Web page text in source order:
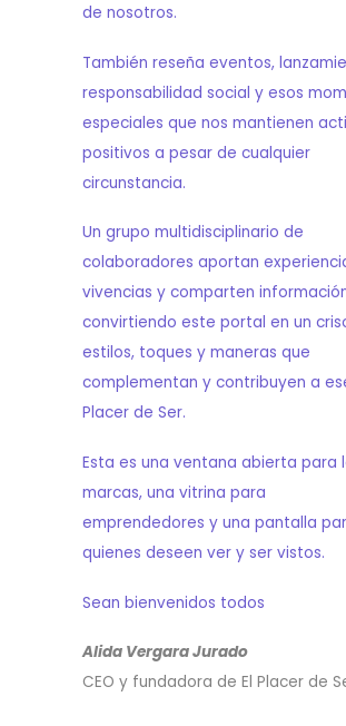
de nosotros.
También reseña eventos,
responsabilidad social y esos
especiales que nos mantienen
positivos a pesar de cualquier
circunstancia.
Un grupo multidisciplinario de
colaboradores aportan
vivencias y comparten
convirtiendo este portal en un
estilos, toques y maneras que
complementan y contribuyen a
Placer de Ser.
Esta es una ventana abierta para
marcas, una vitrina para
emprendedores y una pantalla
quienes deseen ver y ser vistos.
Sean bienvenidos todos
Alida Vergara Jurado
CEO y fundadora de El Placer de